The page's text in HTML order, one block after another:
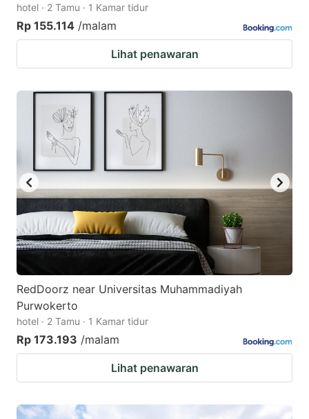
hotel · 2 Tamu · 1 Kamar tidur
Rp 155.114 /malam
Lihat penawaran
RedDoorz near Universitas Muhammadiyah
Purwokerto
hotel · 2 Tamu · 1 Kamar tidur
Rp 173.193 /malam
Lihat penawaran